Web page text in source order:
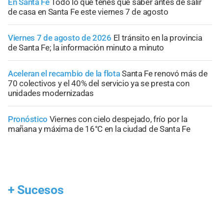
de casa en Santa Fe este viernes 7 de agosto
Viernes 7 de agosto de 2026 El tránsito en la provincia
de Santa Fe; la información minuto a minuto
Aceleran el recambio de la flotaSanta Fe renovó más de
70 colectivos y el 40% del servicio ya se presta con
unidades modernizadas
Pronóstico Viernes con cielo despejado, frío por la
mañana y máxima de 16°C en la ciudad de Santa Fe
+ Sucesos